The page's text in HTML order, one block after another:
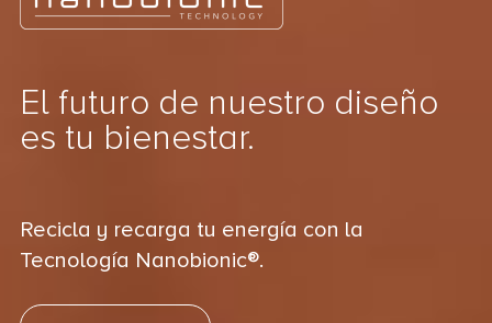
El futuro de nuestro diseño
es tu bienestar.
Recicla y recarga tu energía con la
Tecnología Nanobionic®.